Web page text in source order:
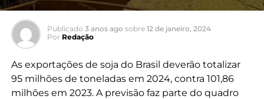
Publicado 3 anos ago sobre 12 de janeiro, 2024
Por Redação
As exportações de soja do Brasil deverão totalizar
95 milhões de toneladas em 2024, contra 101,86
milhões em 2023. A previsão faz parte do quadro